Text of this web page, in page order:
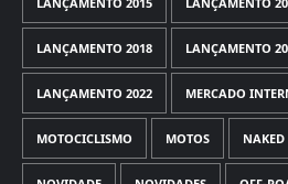
LANÇAMENTO 2018 LANÇAMENTO
LANÇAMENTO 2022 MERCADO
MOTOCICLISMO MOTOS NAKED